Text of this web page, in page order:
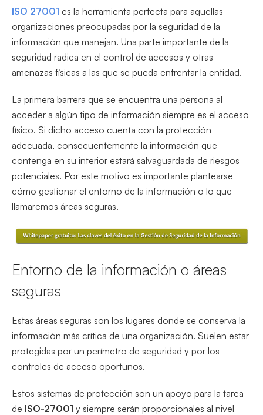
ISO 27001 es la herramienta perfecta para aquellas
organizaciones preocupadas por la seguridad de la
información que manejan. Una parte importante de la
seguridad radica en el control de accesos y otras
amenazas físicas a las que se pueda enfrentar la entidad.
La primera barrera que se encuentra una persona al
acceder a algún tipo de información siempre es el acceso
físico. Si dicho acceso cuenta con la protección
adecuada, consecuentemente la información que
contenga en su interior estará salvaguardada de riesgos
potenciales. Por este motivo es importante plantearse
cómo gestionar el entorno de la información o lo que
llamaremos áreas seguras.
Entorno de la información o áreas
seguras
Estas áreas seguras son los lugares donde se conserva la
información más crítica de una organización. Suelen estar
protegidas por un perímetro de seguridad y por los
controles de acceso oportunos.
Estos sistemas de protección son un apoyo para la tarea
de ISO-27001 y siempre serán proporcionales al nivel